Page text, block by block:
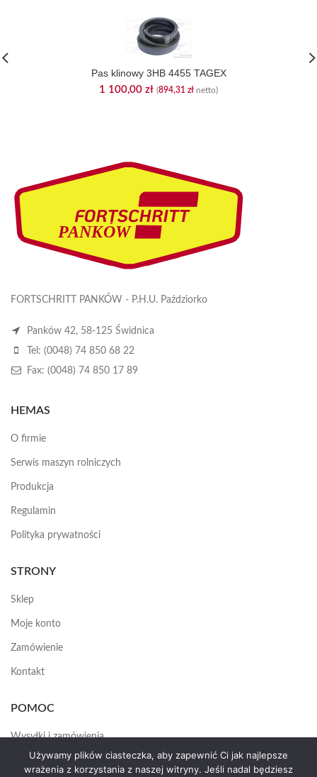
Pas klinowy 3HB 4455 TAGEX
1 100,00 zł (894,31 zł netto)
FORTSCHRITT PANKÓW - P.H.U. Paździorko
Panków 42, 58-125 Świdnica
Tel: (0048) 74 850 68 22
Fax: (0048) 74 850 17 89
HEMAS
O firmie
Serwis maszyn rolniczych
Produkcja
Regulamin
Polityka prywatności
STRONY
Sklep
Moje konto
Zamówienie
Kontakt
POMOC
Wysyłki i zamówienia
Jak założyć konto
Używamy plików ciasteczka, aby zapewnić Ci jak najlepsze
wrażenia z korzystania z naszej witryny. Jeśli nadal będziesz